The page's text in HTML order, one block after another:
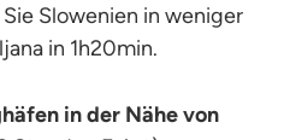
Slowenien in weniger
in 1h20min.
in der Nähe von